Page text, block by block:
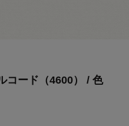
コード（4600） / 色